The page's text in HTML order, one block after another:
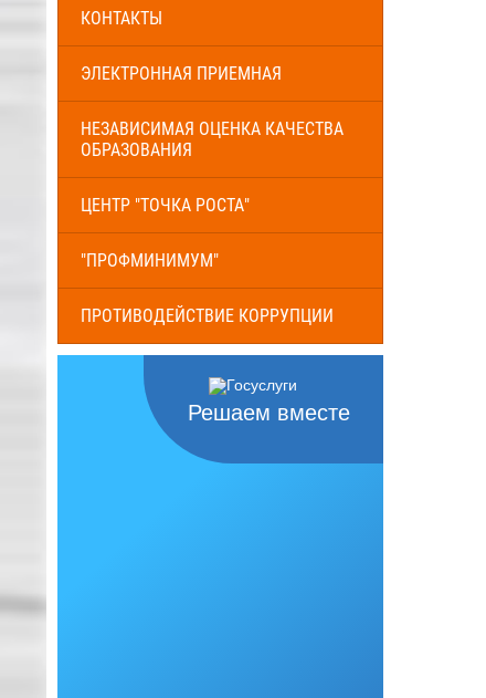
КОНТАКТЫ
ЭЛЕКТРОННАЯ ПРИЕМНАЯ
НЕЗАВИСИМАЯ ОЦЕНКА КАЧЕСТВА
ОБРАЗОВАНИЯ
ЦЕНТР "ТОЧКА РОСТА"
"ПРОФМИНИМУМ"
ПРОТИВОДЕЙСТВИЕ КОРРУПЦИИ
Решаем вместе